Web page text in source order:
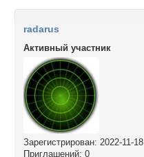
radarus
Активный участник
Зарегистрирован: 2022-11-18
Приглашений: 0